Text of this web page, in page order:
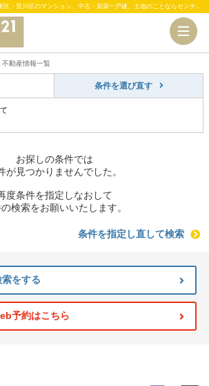
東京都 荒川区 新築一戸建て｜台東区・荒川区のマンション、中古・新築一戸建、土地のことならセンチュリー21クレール不動産
不動産情報一覧
条件を選び直す
お探しの条件では
が見つかりませんでした。
度条件を指定しなおして
検索をお願いいたします。
条件を指定し直して検索
をする
予約はこちら